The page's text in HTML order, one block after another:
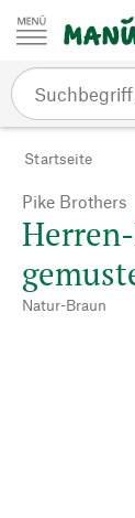
Zum Inhalt
Startseite
Pike Brothers
Natur-Braun